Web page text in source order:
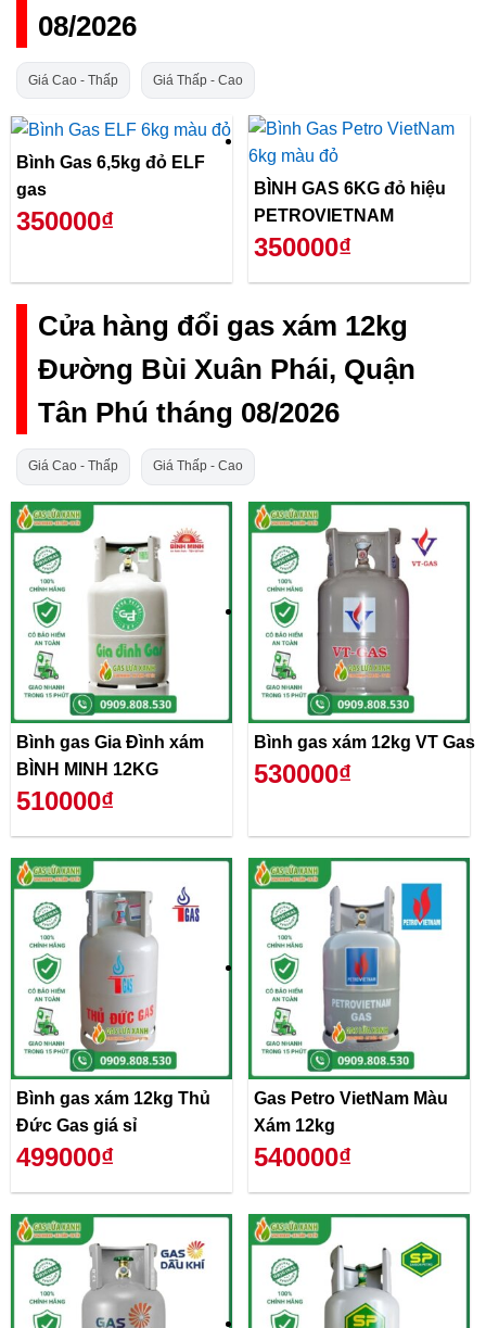
08/2026
Giá Cao - Thấp Giá Thấp - Cao
Bình Gas 6,5kg đỏ ELF
gas
350000₫
BÌNH GAS 6KG đỏ hiệu
PETROVIETNAM
350000₫
Cửa hàng đổi gas xám 12kg
Đường Bùi Xuân Phái, Quận
Tân Phú tháng 08/2026
Giá Cao - Thấp Giá Thấp - Cao
Bình gas Gia Đình xám
BÌNH MINH 12KG
510000₫
Bình gas xám 12kg VT Gas
530000₫
Bình gas xám 12kg Thủ
Đức Gas giá sỉ
499000₫
Gas Petro VietNam Màu
Xám 12kg
540000₫